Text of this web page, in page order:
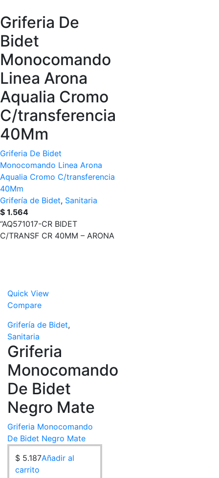
Griferia De
Bidet
Monocomando
Linea Arona
Aqualia Cromo
C/transferencia
40Mm
Griferia De Bidet
Monocomando Linea Arona
Aqualia Cromo C/transferencia
40Mm
Grifería de Bidet, Sanitaria
$ 1.564
“AQ571017-CR BIDET
C/TRANSF CR 40MM – ARONA
Quick View
Compare
Grifería de Bidet,
Sanitaria
Griferia
Monocomando
De Bidet
Negro Mate
Griferia Monocomando
De Bidet Negro Mate
$ 5.187Añadir al
carrito